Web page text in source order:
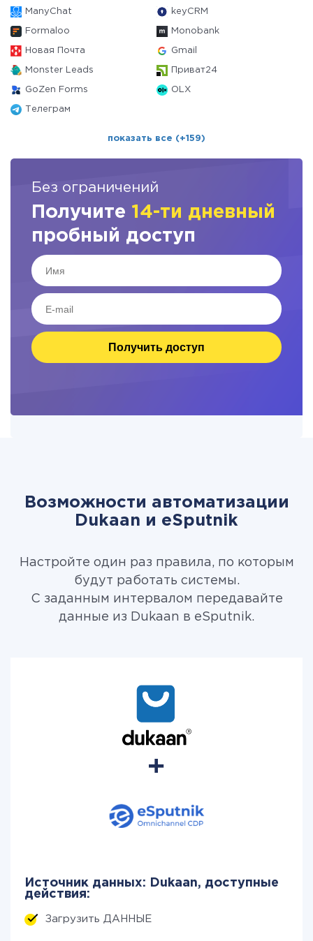
ManyChat keyCRM
Formaloo Monobank
Новая Почта Gmail
Monster Leads Приват24
GoZen Forms OLX
Телеграм
показать все (+159)
Без ограничений
Получите 14-ти дневный
пробный доступ
Получить доступ
Возможности автоматизации
Dukaan и eSputnik
Настройте один раз правила, по которым
будут работать системы.
С заданным интервалом передавайте
данные из Dukaan в eSputnik.
Источник данных: Dukaan, доступные
действия:
Загрузить ДАННЫЕ